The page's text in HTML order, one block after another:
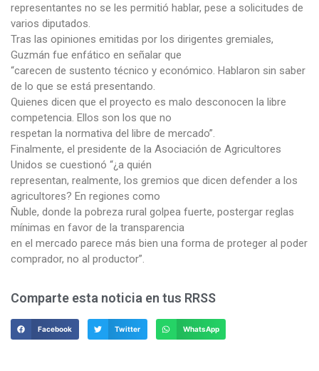
representantes no se les permitió hablar, pese a solicitudes de
varios diputados.
Tras las opiniones emitidas por los dirigentes gremiales,
Guzmán fue enfático en señalar que
“carecen de sustento técnico y económico. Hablaron sin saber
de lo que se está presentando.
Quienes dicen que el proyecto es malo desconocen la libre
competencia. Ellos son los que no
respetan la normativa del libre de mercado”.
Finalmente, el presidente de la Asociación de Agricultores
Unidos se cuestionó “¿a quién
representan, realmente, los gremios que dicen defender a los
agricultores? En regiones como
Ñuble, donde la pobreza rural golpea fuerte, postergar reglas
mínimas en favor de la transparencia
en el mercado parece más bien una forma de proteger al poder
comprador, no al productor”.
Comparte esta noticia en tus RRSS
Facebook Twitter WhatsApp